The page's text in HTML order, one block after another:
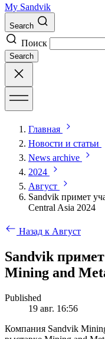
My Sandvik
Search
Поиск
Search
Главная
Новости и статьи
News archive
2024
Август
Sandvik примет
Central Asia 2024
Назад к Август
Sandvik
Mining and
Published
19 авг. 16:56
Компания Sandvik